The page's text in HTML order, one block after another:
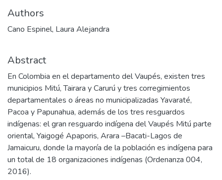
Authors
Cano Espinel, Laura Alejandra
Abstract
En Colombia en el departamento del Vaupés, existen tres
municipios Mitú, Tairara y Carurú y tres corregimientos
departamentales o áreas no municipalizadas Yavaraté,
Pacoa y Papunahua, además de los tres resguardos
indígenas: el gran resguardo indígena del Vaupés Mitú parte
oriental, Yaigogé Apaporis, Arara –Bacati-Lagos de
Jamaicuru, donde la mayoría de la población es indígena para
un total de 18 organizaciones indígenas (Ordenanza 004,
2016).